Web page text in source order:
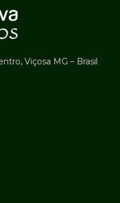
Viçosa MG – Brasil